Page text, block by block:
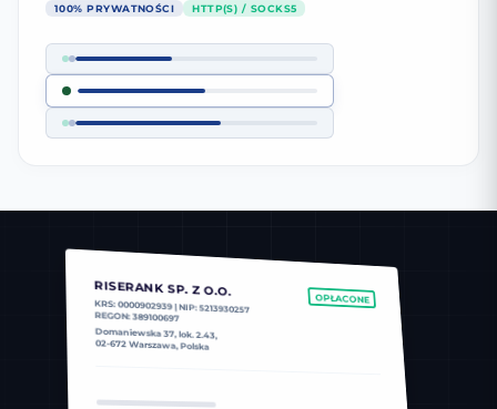
100% PRYWATNOŚCI HTTP(S) / SOCKS5
RISERANK SP. Z O.O.
KRS: 0000902939 | NIP: 5213930257
REGON: 389100697
Domaniewska 37, lok. 2.43,
02-672 Warszawa, Polska
OPŁACONE